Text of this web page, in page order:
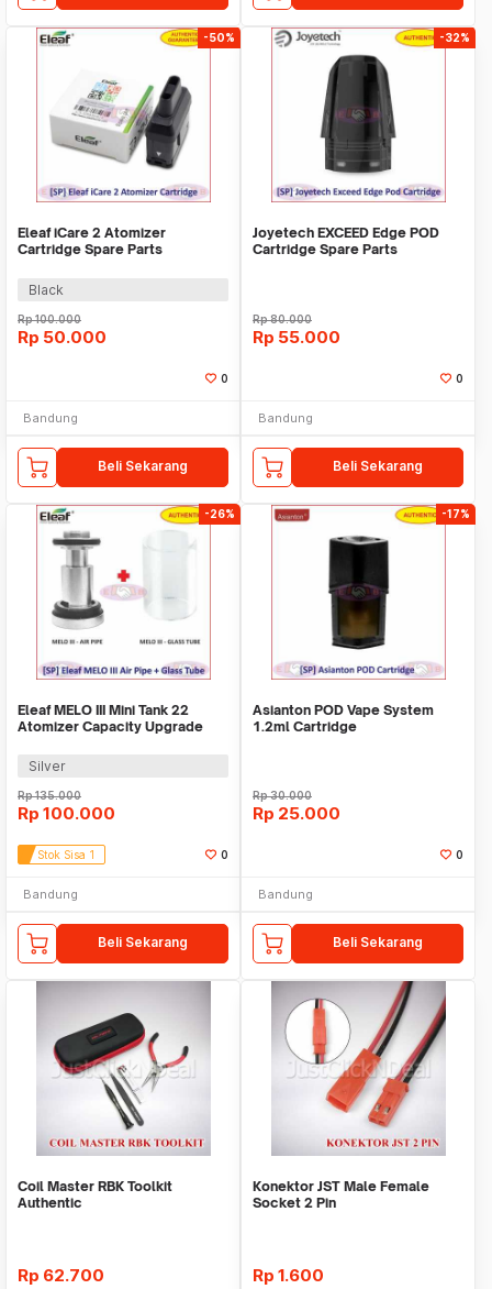
-50%
Eleaf iCare 2 Atomizer
Cartridge Spare Parts
Black
Rp100.000
Rp 50.000
0
Bandung
Beli Sekarang
-32%
Joyetech EXCEED Edge POD
Cartridge Spare Parts
Rp80.000
Rp 55.000
0
Bandung
Beli Sekarang
-26%
Eleaf MELO III Mini Tank 22
Atomizer Capacity Upgrade
Silver
Rp135.000
Rp 100.000
Stok Sisa 1 0
Bandung
Beli Sekarang
-17%
Asianton POD Vape System
1.2ml Cartridge
Rp30.000
Rp 25.000
0
Bandung
Beli Sekarang
Coil Master RBK Toolkit
Authentic
Rp 62.700
Konektor JST Male Female
Socket 2 Pin
Rp 1.600